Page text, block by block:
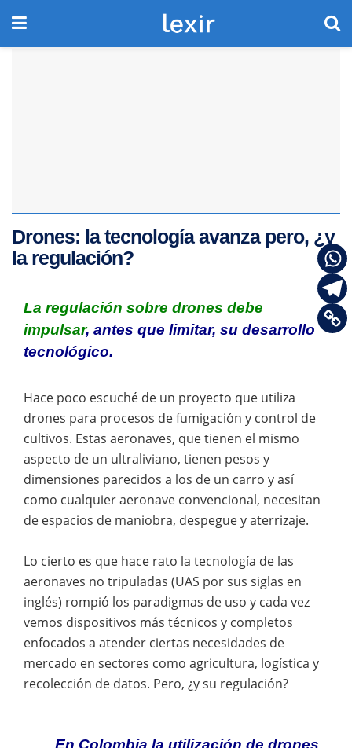
Drones: la tecnología avanza pero, ¿y
la regulación?
La regulación sobre drones debe
impulsar, antes que limitar, su desarrollo
tecnológico.
Hace poco escuché de un proyecto que utiliza
drones para procesos de fumigación y control de
cultivos. Estas aeronaves, que tienen el mismo
aspecto de un ultraliviano, tienen pesos y
dimensiones parecidos a los de un carro y así
como cualquier aeronave convencional, necesitan
de espacios de maniobra, despegue y aterrizaje.
Lo cierto es que hace rato la tecnología de las
aeronaves no tripuladas (UAS por sus siglas en
inglés) rompió los paradigmas de uso y cada vez
vemos dispositivos más técnicos y completos
enfocados a atender ciertas necesidades de
mercado en sectores como agricultura, logística y
recolección de datos. Pero, ¿y su regulación?
En Colombia la utilización de drones